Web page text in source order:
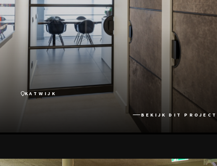
KATWIJK
BEKIJK DIT PROJECT